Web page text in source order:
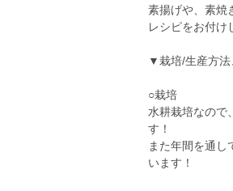
素揚げや、素
レシピをお付け
▼栽培/生産方法
○栽培
水耕栽培なので
す！
また年間を通し
います！